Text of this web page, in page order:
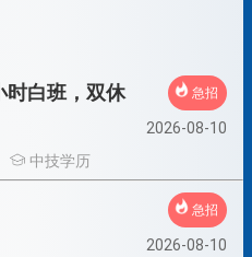
时白班，双休 急招
2026-08-10
中技学历
急招
2026-08-10